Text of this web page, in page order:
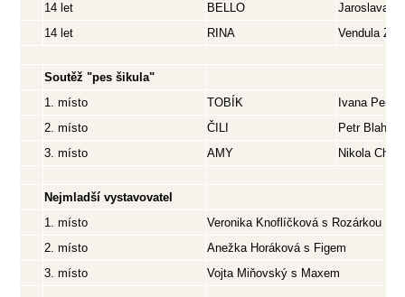
14 let
BELLO
Jaroslava
14 let
RINA Vendula
Soutěž "pes šikula"
1. místo
TOBÍK
Ivana
2. místo
ČILI
Petr Blahna
3. místo
AMY Nikola
Nejmladší vystavovatel
1. místo
Veronika Knoflíčková s Rozárkou
2. místo
Anežka Horáková s Figem
3. místo
Vojta Miňovský s Maxem